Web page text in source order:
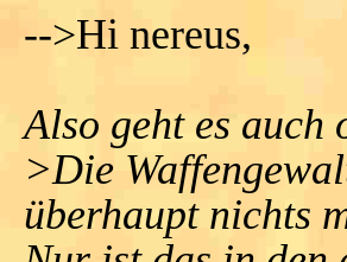
-->Hi nereus,
Also geht es
>Die
überhaupt nichts